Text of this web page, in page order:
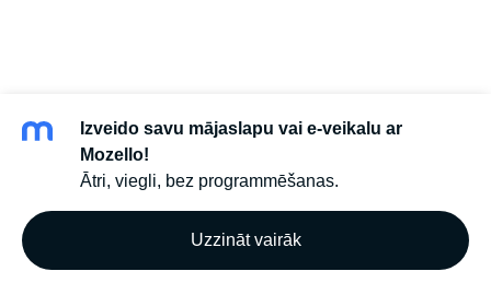
Izveido savu mājaslapu vai e-veikalu ar
Mozello!
Ātri, viegli, bez programmēšanas.
Uzzināt vairāk